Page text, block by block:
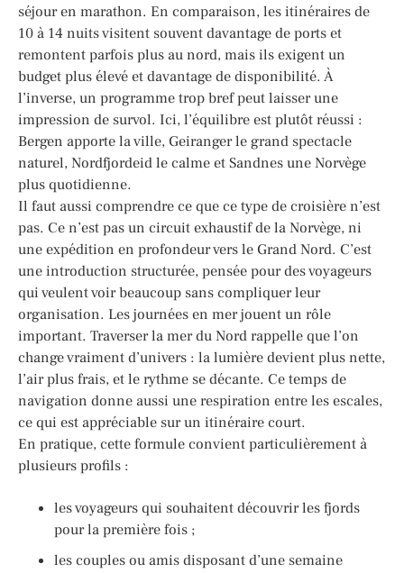
séjour en marathon. En comparaison, les itinéraires de
10 à 14 nuits visitent souvent davantage de ports et
remontent parfois plus au nord, mais ils exigent un
budget plus élevé et davantage de disponibilité. À
l’inverse, un programme trop bref peut laisser une
impression de survol. Ici, l’équilibre est plutôt réussi :
Bergen apporte la ville, Geiranger le grand spectacle
naturel, Nordfjordeid le calme et Sandnes une Norvège
plus quotidienne.
Il faut aussi comprendre ce que ce type de croisière n’est
pas. Ce n’est pas un circuit exhaustif de la Norvège, ni
une expédition en profondeur vers le Grand Nord. C’est
une introduction structurée, pensée pour des voyageurs
qui veulent voir beaucoup sans compliquer leur
organisation. Les journées en mer jouent un rôle
important. Traverser la mer du Nord rappelle que l’on
change vraiment d’univers : la lumière devient plus nette,
l’air plus frais, et le rythme se décante. Ce temps de
navigation donne aussi une respiration entre les escales,
ce qui est appréciable sur un itinéraire court.
En pratique, cette formule convient particulièrement à
plusieurs profils :
les voyageurs qui souhaitent découvrir les fjords
pour la première fois ;
les couples ou amis disposant d’une semaine